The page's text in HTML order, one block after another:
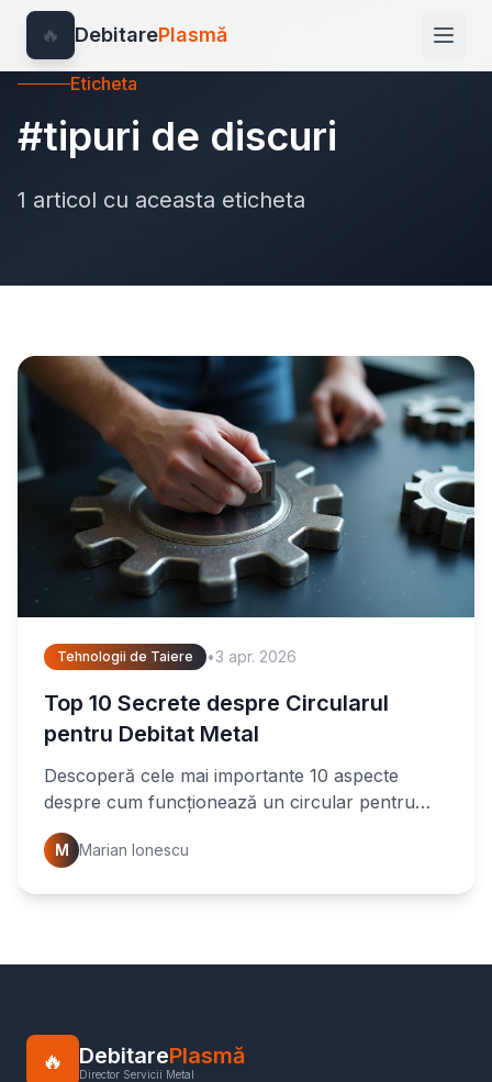
🔥 DebitarePlasmă
Eticheta
#tipuri de discuri
1 articol cu aceasta eticheta
Tehnologii de Taiere •3 apr. 2026
Top 10 Secrete despre Circularul
pentru Debitat Metal
Descoperă cele mai importante 10 aspecte
despre cum funcționează un circular pentru
debitat metal. Află sfaturi esențiale pentru tăieri
precise și eficiente.
M Marian Ionescu
🔥 DebitarePlasmă
Director Servicii Metal